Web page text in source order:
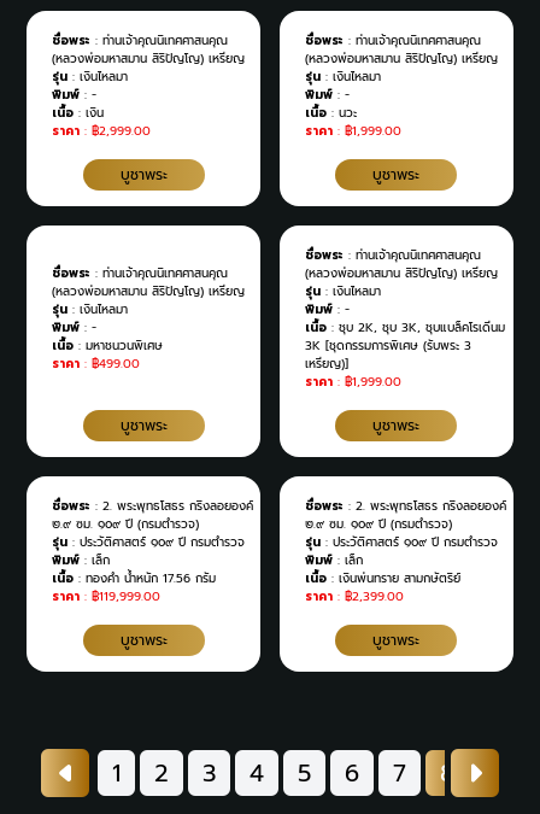
ชื่อพระ :ท่านเจ้าคุณนิเทศศาสนคุณ
(หลวงพ่อมหาสมาน สิริปัญโญ) เหรียญ
รุ่น :เงินไหลมา
พิมพ์ :-
เนื้อ :เงิน
ราคา :฿2,999.00
บูชาพระ
ชื่อพระ : ท่านเจ้าคุณนิเทศศาสนคุณ
(หลวงพ่อมหาสมาน สิริปัญโญ) เหรียญ
รุ่น : เงินไหลมา
พิมพ์ : -
เนื้อ : นวะ
ราคา : ฿1,999.00
บูชาพระ
ชื่อพระ :ท่านเจ้าคุณนิเทศศาสนคุณ
(หลวงพ่อมหาสมาน สิริปัญโญ) เหรียญ
รุ่น :เงินไหลมา
พิมพ์ :-
เนื้อ :มหาชนวนพิเศษ
ราคา :฿499.00
บูชาพระ
ชื่อพระ : ท่านเจ้าคุณนิเทศศาสนคุณ
(หลวงพ่อมหาสมาน สิริปัญโญ) เหรียญ
รุ่น : เงินไหลมา
พิมพ์ : -
เนื้อ : ชุบ 2K, ชุบ 3K, ชุบแบล็คโรเดีนม
3K [ชุดกรรมการพิเศษ (รับพระ 3
เหรียญ)]
ราคา : ฿1,999.00
บูชาพระ
ชื่อพระ :2. พระพุทธโสธร กริ่งลอยองค์
๒.๙ ซม. ๑๐๙ ปี (กรมตำรวจ)
รุ่น :ประวัติศาสตร์ ๑๐๙ ปี กรมตำรวจ
พิมพ์ :เล็ก
เนื้อ :ทองคำ น้ำหนัก 17.56 กรัม
ราคา :฿119,999.00
บูชาพระ
ชื่อพระ : 2. พระพุทธโสธร กริ่งลอยองค์
๒.๙ ซม. ๑๐๙ ปี (กรมตำรวจ)
รุ่น : ประวัติศาสตร์ ๑๐๙ ปี กรมตำรวจ
พิมพ์ : เล็ก
เนื้อ : เงินพ่นทราย สามกษัตริย์
ราคา : ฿2,399.00
บูชาพระ
1 2 3 4 5 6 7 8